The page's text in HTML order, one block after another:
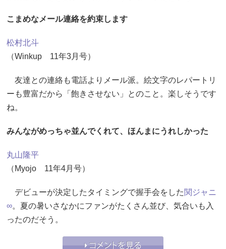
こまめなメール連絡を約束します
松村北斗
（Winkup 11年3月号）
友達との連絡も電話よりメール派。絵文字のレパートリ
ーも豊富だから「飽きさせない」とのこと。楽しそうです
ね。
みんながめっちゃ並んでくれて、ほんまにうれしかった
丸山隆平
（Myojo 11年4月号）
デビューが決定したタイミングで握手会をした関ジャニ
∞。夏の暑いさなかにファンがたくさん並び、気合いも入
ったのだそう。